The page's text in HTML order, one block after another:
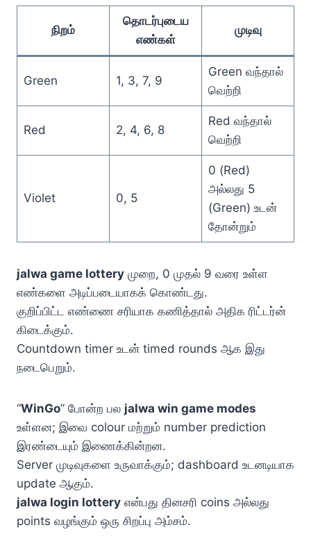
நிறம்
தொடர்புடைய
எண்கள்
முடிவு
Green 1, 3, 7, 9
Green வந்தால்
வெற்றி
Red 2, 4, 6, 8
Red வந்தால்
வெற்றி
Violet 0, 5
0 (Red)
அல்லது 5
(Green) உடன்
தோன்றும்
jalwa game lottery முறை, 0 முதல் 9 வரை உள்ள
எண்களை அடிப்படையாகக் கொண்டது.
குறிப்பிட்ட எண்ணை சரியாக கணித்தால் அதிக ரிட்டர்ன்
கிடைக்கும்.
Countdown timer உடன் timed rounds ஆக இது
நடைபெறும்.
“WinGo” போன்ற பல jalwa win game modes
உள்ளன; இவை colour மற்றும் number prediction
இரண்டையும் இணைக்கின்றன.
Server முடிவுகளை உருவாக்கும்; dashboard உடனடியாக
update ஆகும்.
jalwa login lottery என்பது தினசரி coins அல்லது
points வழங்கும் ஒரு சிறப்பு அம்சம்.